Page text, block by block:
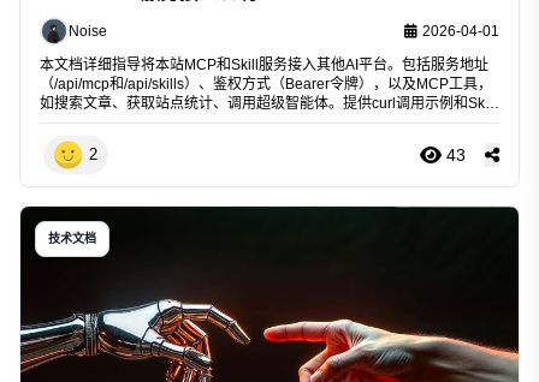
Noise
2026-04-01
本文档详细指导将本站MCP和Skill服务接入其他AI平台。包括服务地址
（/api/mcp和/api/skills）、鉴权方式（Bearer令牌），以及MCP工具，
如搜索文章、获取站点统计、调用超级智能体。提供curl调用示例和Skill
拉取方法，方便快速集成。
2 43
技术文档